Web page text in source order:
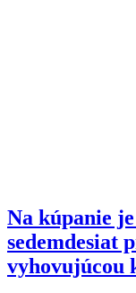
Na kúpanie
sedemdesiat
vyhovujúcou